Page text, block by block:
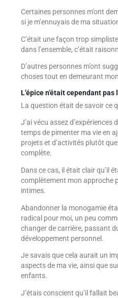
Certaines personnes m’ont
si je m’ennuyais de ma
C’était une façon trop
dans l’ensemble, c’était
D’autres personnes m’ont
choses tout en demeurant
L’épice n’était cependant pas
La question était de savoir ce
J’ai vécu assez d’expériences
temps de pimenter ma vie en
projets et d’activités plutôt
complète.
Dans ce cas, il était clair qu’il
complètement mon approche
intimes.
Abandonner la monogamie
radical pour moi, un peu
changer de carrière, passant
développement personnel.
Je savais que cela aurait un
aspects de ma vie, ainsi que
enfants.
J’étais conscient qu’il fallait